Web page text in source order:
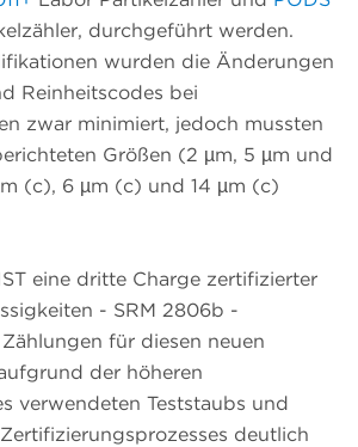
durchgeführt werden.
wurden die Änderungen
Reinheitscodes bei
zwar minimiert, jedoch mussten
Größen (2 µm, 5 µm und
(c), 6 µm (c) und 14 µm (c)
eine dritte Charge zertifizierter
- SRM 2806b -
für diesen neuen
der höheren
verwendeten Teststaubs und
deutlich